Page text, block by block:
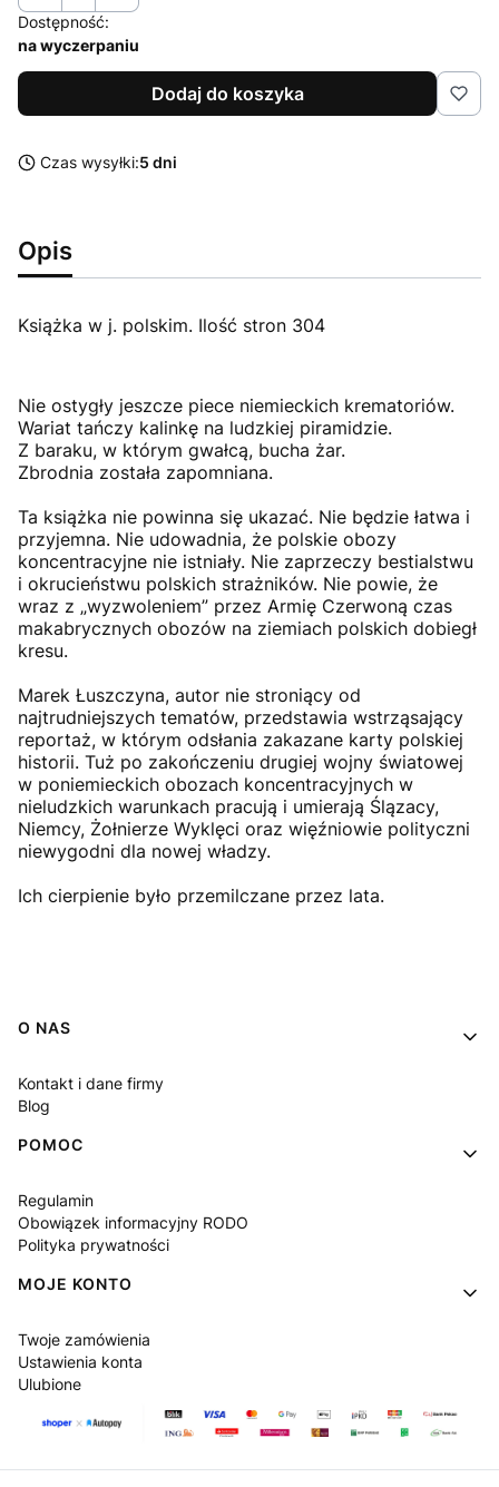
Dostępność:
na wyczerpaniu
Dodaj do koszyka
Czas wysyłki:5 dni
Opis
Książka w j. polskim. Ilość stron 304
Nie ostygły jeszcze piece niemieckich krematoriów.
Wariat tańczy kalinkę na ludzkiej piramidzie.
Z baraku, w którym gwałcą, bucha żar.
Zbrodnia została zapomniana.
Ta książka nie powinna się ukazać. Nie będzie łatwa i
przyjemna. Nie udowadnia, że polskie obozy
koncentracyjne nie istniały. Nie zaprzeczy bestialstwu
i okrucieństwu polskich strażników. Nie powie, że
wraz z „wyzwoleniem” przez Armię Czerwoną czas
makabrycznych obozów na ziemiach polskich dobiegł
kresu.
Marek Łuszczyna, autor nie stroniący od
najtrudniejszych tematów, przedstawia wstrząsający
reportaż, w którym odsłania zakazane karty polskiej
historii. Tuż po zakończeniu drugiej wojny światowej
w poniemieckich obozach koncentracyjnych w
nieludzkich warunkach pracują i umierają Ślązacy,
Niemcy, Żołnierze Wyklęci oraz więźniowie polityczni
niewygodni dla nowej władzy.
Ich cierpienie było przemilczane przez lata.
Linki w stopce
O NAS
Kontakt i dane firmy
Blog
POMOC
Regulamin
Obowiązek informacyjny RODO
Polityka prywatności
MOJE KONTO
Twoje zamówienia
Ustawienia konta
Ulubione